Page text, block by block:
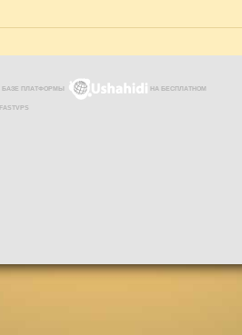
БАЗЕ ПЛАТФОРМЫ НА БЕСПЛАТНОМ
FASTVPS